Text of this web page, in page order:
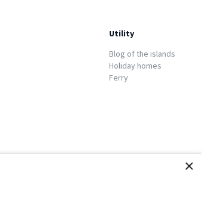
Utility
Blog of the islands
Holiday homes
Ferry
×